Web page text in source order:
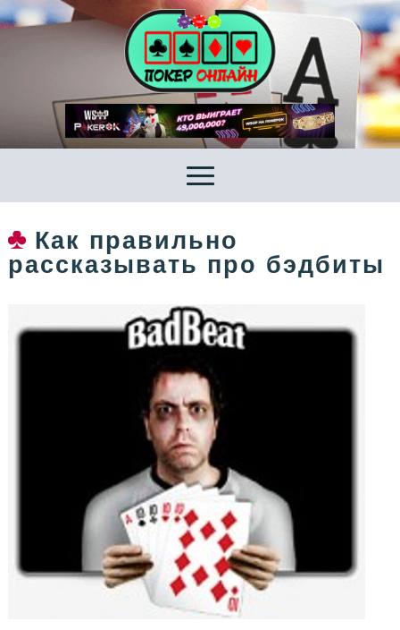
Как правильно
рассказывать про бэдбиты